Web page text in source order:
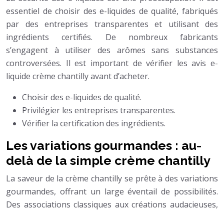
essentiel de choisir des e-liquides de qualité, fabriqués
par des entreprises transparentes et utilisant des
ingrédients certifiés. De nombreux fabricants
s’engagent à utiliser des arômes sans substances
controversées. Il est important de vérifier les avis e-
liquide crème chantilly avant d’acheter.
Choisir des e-liquides de qualité.
Privilégier les entreprises transparentes.
Vérifier la certification des ingrédients.
Les variations gourmandes : au-
delà de la simple crème chantilly
La saveur de la crème chantilly se prête à des variations
gourmandes, offrant un large éventail de possibilités.
Des associations classiques aux créations audacieuses,